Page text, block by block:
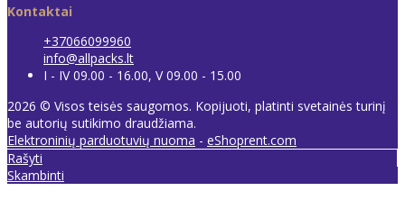
Kontaktai
+37066099960
info@allpacks.lt
I - IV 09.00 - 16.00, V 09.00 - 15.00
2026 © Visos teisės saugomos. Kopijuoti, platinti svetainės turinį
be autorių sutikimo draudžiama.
Elektroninių parduotuvių nuoma - eShoprent.com
Rašyti
Skambinti